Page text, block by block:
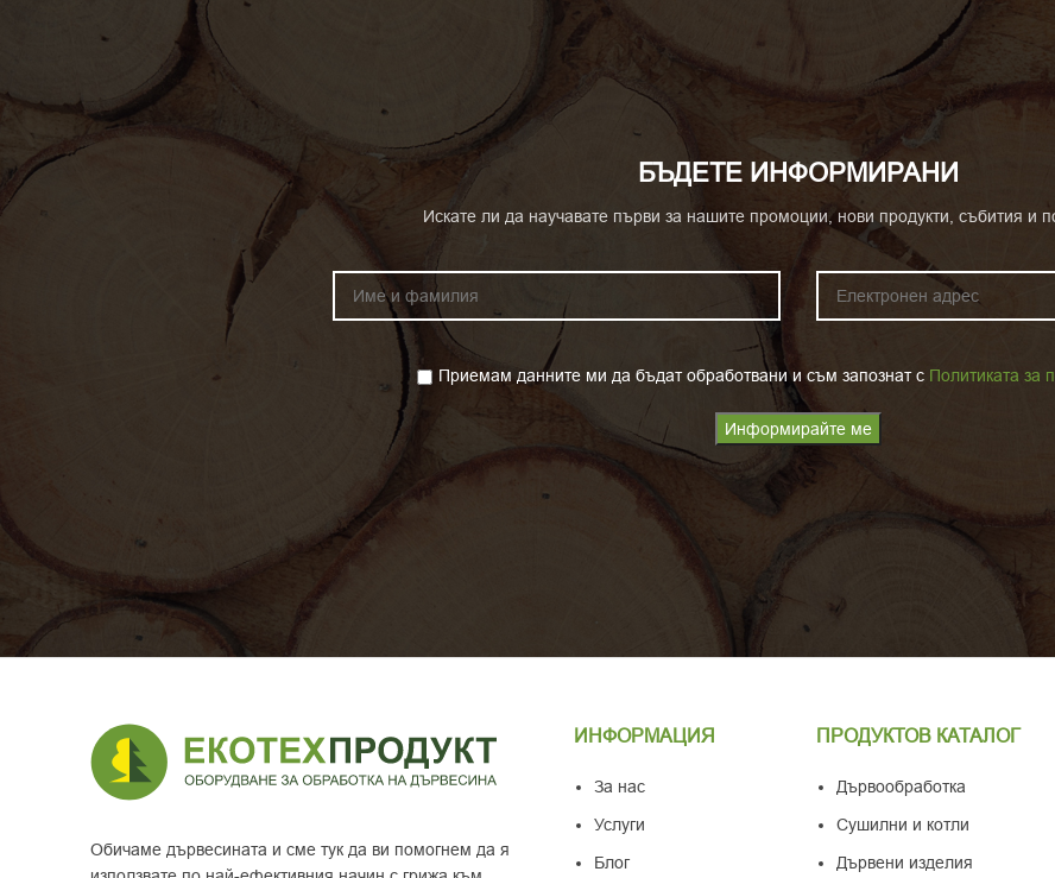
БЪДЕТЕ ИНФОРМИРАНИ
Искате ли да научавате първи за нашите промоции, нови продукти, събития и
Приемам данните ми да бъдат обработвани и съм запознат с Политиката за
Обичаме дървесината и сме тук да ви помогнем да я
ИНФОРМАЦИЯ
За нас
Услуги
Блог
ПРОДУКТОВ КАТАЛОГ
Дървообработка
Сушилни и котли
Дървени изделия